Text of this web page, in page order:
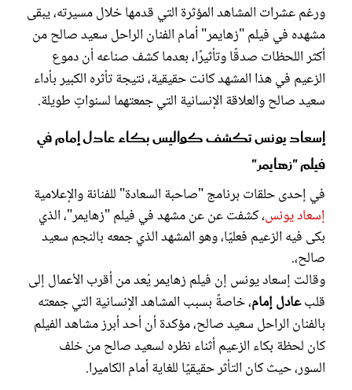
ورغم عشرات المشاهد المؤثرة التي قدمها خلال مسيرته، يبقى
مشهده في فيلم "زهايمر" أمام الفنان الراحل سعيد صالح من
أكثر اللحظات صدقًا وتأثيرًا، بعدما كشف صناعه أن دموع
الزعيم في هذا المشهد كانت حقيقية، نتيجة تأثره الكبير بأداء
سعيد صالح والعلاقة الإنسانية التي جمعتهما لسنواتٍ طويلة.
إسعاد يونس تكشف كواليس بكاء عادل إمام في
فيلم "زهايمر"
في إحدى حلقات برنامج "صاحبة السعادة" للفنانة والإعلامية
إسعاد يونس، كشفت عن عن مشهد في فيلم "زهايمر"، الذي
بكى فيه الزعيم فعليًا، وهو المشهد الذي جمعه بالنجم سعيد
صالح،.
وقالت إسعاد يونس إن فيلم زهايمر يُعد من أقرب الأعمال إلى
قلبعادل إمام، خاصةً بسبب المشاهد الإنسانية التي جمعته
بالفنان الراحل سعيد صالح، مؤكدة أن أحد أبرز مشاهد الفيلم
كان لحظة بكاء الزعيم أثناء نظره لسعيد صالح من خلف
السور، حيث كان التأثر حقيقيًا للغاية أمام الكاميرا.
غلاف رفمي